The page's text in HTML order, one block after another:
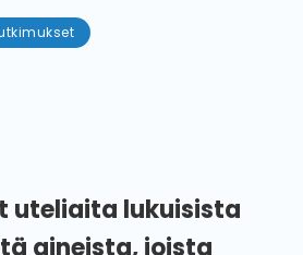
uteliaita lukuisista
aineista, joista